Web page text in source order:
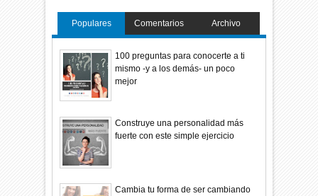
Populares Comentarios Archivo
100 preguntas para conocerte a ti
mismo -y a los demás- un poco
mejor
Construye una personalidad más
fuerte con este simple ejercicio
Cambia tu forma de ser cambiando